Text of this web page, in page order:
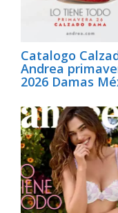
Catalogo
Andrea
2026 Damas